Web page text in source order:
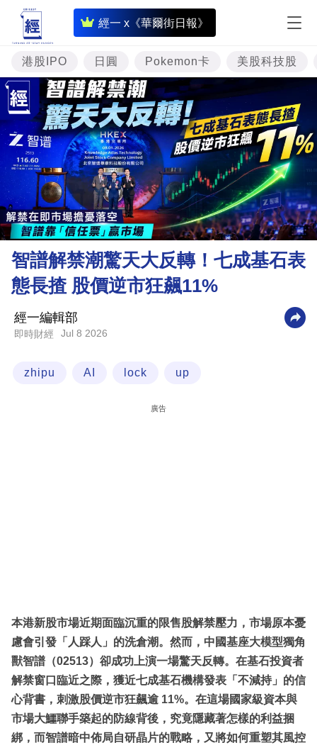
經一 x《華爾街日報》
即
時
財
經
專
題
投
資
樓
市
理
財
商
科
區
港股IPO 日圓 Pokemon卡 美股科技股
智譜解禁潮驚天大反轉！七成基石表
態長揸 股價逆市狂飆11%
經一編輯部
即時財經 Jul 8 2026
zhipu AI lock up
廣告
本港新股市場近期面臨沉重的限售股解禁壓力，市場原本憂
慮會引發「人踩人」的洗倉潮。然而，中國基座大模型獨角
獸智譜（02513）卻成功上演一場驚天反轉。在基石投資者
解禁窗口臨近之際，獲近七成基石機構發表「不減持」的信
心背書，刺激股價逆市狂飆逾 11%。在這場國家級資本與
市場大鱷聯手築起的防線背後，究竟隱藏著怎樣的利益捆
綁，而智譜暗中佈局自研晶片的戰略，又將如何重塑其風控